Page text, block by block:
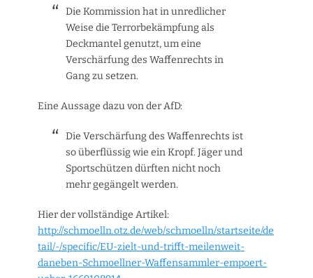
Die Kommission hat in unredlicher
Weise die Terrorbekämpfung als
Deckmantel genutzt, um eine
Verschärfung des Waffenrechts in
Gang zu setzen.
Eine Aussage dazu von der AfD:
Die Verschärfung des Waffenrechts ist
so überflüssig wie ein Kropf. Jäger und
Sportschützen dürften nicht noch
mehr gegängelt werden.
Hier der vollständige Artikel:
http://schmoelln.otz.de/web/schmoelln/startseite/de
tail/-/specific/EU-zielt-und-trifft-meilenweit-
daneben-Schmoellner-Waffensammler-empoert-